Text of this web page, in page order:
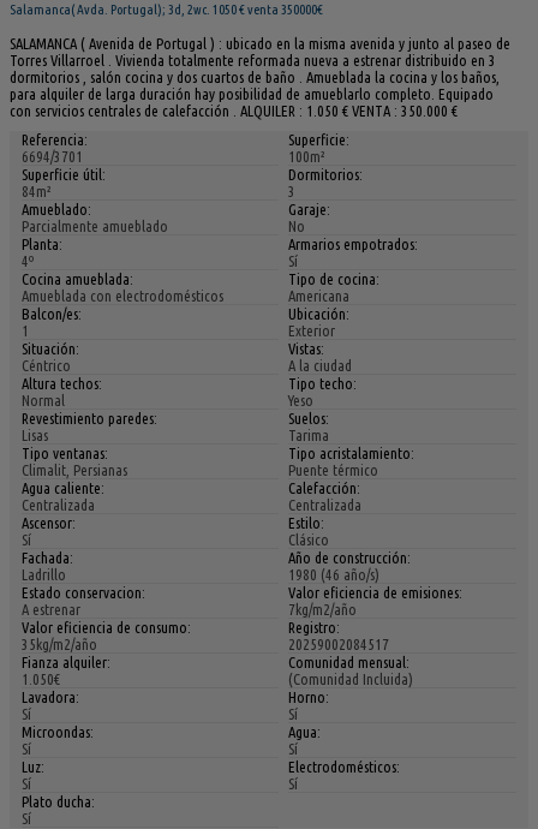
Salamanca( Avda. Portugal); 3d, 2wc. 1050 € venta 350000€
SALAMANCA ( Avenida de Portugal ) : ubicado en la misma avenida y junto al paseo de
Torres Villarroel . Vivienda totalmente reformada nueva a estrenar distribuido en 3
dormitorios , salón cocina y dos cuartos de baño . Amueblada la cocina y los baños,
para alquiler de larga duración hay posibilidad de amueblarlo completo. Equipado
con servicios centrales de calefacción . ALQUILER : 1.050 € VENTA : 350.000 €
Referencia:
6694/3701
Superficie:
100m²
Superficie útil:
84m²
Dormitorios:
3
Amueblado:
Parcialmente amueblado
Garaje:
No
Planta:
4º
Armarios empotrados:
Sí
Cocina amueblada:
Amueblada con electrodomésticos
Tipo de cocina:
Americana
Balcon/es:
1
Ubicación:
Exterior
Situación:
Céntrico
Vistas:
A la ciudad
Altura techos:
Normal
Tipo techo:
Yeso
Revestimiento paredes:
Lisas
Suelos:
Tarima
Tipo ventanas:
Climalit, Persianas
Tipo acristalamiento:
Puente térmico
Agua caliente:
Centralizada
Calefacción:
Centralizada
Ascensor:
Sí
Estilo:
Clásico
Fachada:
Ladrillo
Año de construcción:
1980 (46 año/s)
Estado conservacion:
A estrenar
Valor eficiencia de emisiones:
7kg/m2/año
Valor eficiencia de consumo:
35kg/m2/año
Registro:
20259002084517
Fianza alquiler:
1.050€
Comunidad mensual:
(Comunidad Incluida)
Lavadora:
Sí
Horno:
Sí
Microondas:
Sí
Agua:
Sí
Luz:
Sí
Electrodomésticos:
Sí
Plato ducha:
Sí